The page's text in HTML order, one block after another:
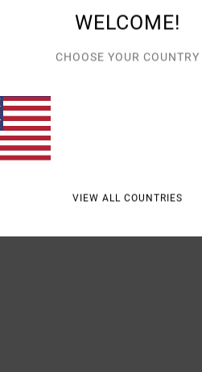
WELCOME!
CHOOSE YOUR COUNTRY
VIEW ALL COUNTRIES